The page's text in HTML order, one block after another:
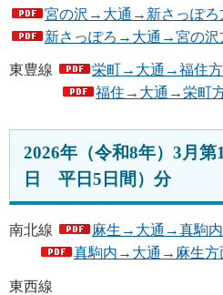
宮の沢→大通→新さっぽろ
新さっぽろ→大通→宮の沢
東豊線
栄町→大通→福住方
福住→大通→栄町方
2026年（令和8年）3月第
日 平日5日間）分
南北線
麻生→大通→真駒内
真駒内→大通→麻生方
東西線